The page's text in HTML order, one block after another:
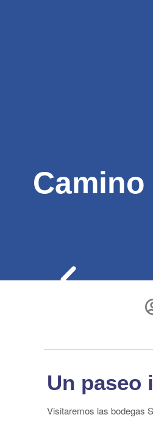
Un paseo
Visitaremos las bodegas